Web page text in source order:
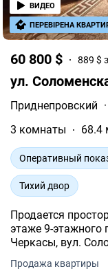
60 800 $ 889 $
ул.
Приднепровский ·
3 комнаты
68.4
Оперативный
Тихий двор
Продается
этаже 9-этажного
Черкасы, вул.
Продажа квартиры
ВИДЕО
ПЕРЕВІРЕНА